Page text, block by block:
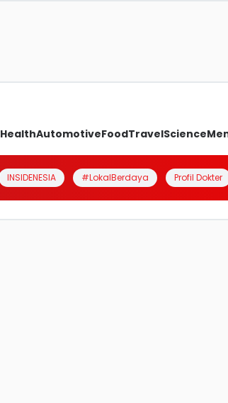
HealthAutomotiveFoodTravelScience
INSIDENESIA #LokalBerdaya Profil Dokter